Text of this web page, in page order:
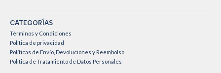
CATEGORÍAS
Términos y Condiciones
Política de privacidad
Políticas de Envío, Devoluciones y Reembolso
Política de Tratamiento de Datos Personales